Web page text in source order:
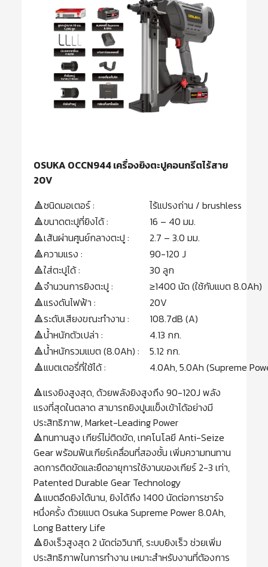
OSUKA OCCN944 เครื่องยิงตะปูคอนกรีตไร้สาย
20V
🔺ชนิดมอเตอร์ :
ไร้แปรงถ่าน / brushless
🔺ขนาดตะปูที่ยิงได้ :
16 – 40 มม.
🔺เส้นผ่านศูนย์กลางตะปู :
2.7 – 3.0 มม.
🔺ความแรง :
90-120 J
🔺ใส่ตะปูได้ :
30 ลูก
🔺จำนวนการยิงตะปู :
≥1400 นัด (ใช้กับแบต 8.0Ah)
🔺แรงดันไฟฟ้า :
20V
🔺ระดับเสียงขณะทำงาน :
108.7dB (A)
🔺น้ำหนักตัวเปล่า :
4.13 กก.
🔺น้ำหนักรวมแบต (8.0Ah) :
5.12 กก.
🔺แบตเตอรี่ที่ใช้ได้ :
4.0Ah, 5.0Ah (Supreme
🔺แรงยิงสูงสุด, ด้วยพลังยิงสูงถึง 90-120J พลัง
แรงที่สุดในตลาด สามารถยิงปูนแข็งเข้าได้อย่างมี
ประสิทธิภาพ, Market-Leading Power
🔺ทนทานสูง เกียร์ไม่ติดขัด, เทคโนโลยี Anti-Seize
Gear พร้อมฟันเกียร์เคลื่อนที่สองชั้น เพิ่มความทนทาน
ลดการติดขัดและยืดอายุการใช้งานของเกียร์ 2-3 เท่า,
Patented Durable Gear Technology
🔺แบตอึดยิงได้นาน, ยิงได้ถึง 1400 นัดต่อการชาร์จ
หนึ่งครั้ง ด้วยแบต Osuka Supreme Power 8.0Ah,
Long Battery Life
🔺ยิงเร็วสูงสุด 2 นัดต่อวินาที, ระบบยิงเร็ว ช่วยเพิ่ม
ประสิทธิภาพในการทำงาน เหมาะสำหรับงานที่ต้องการ